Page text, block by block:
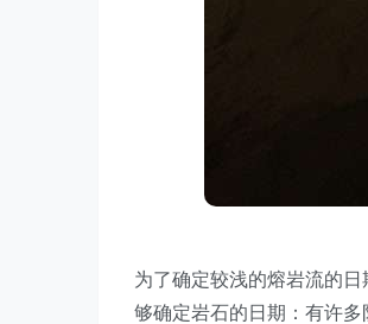
为了确定较浅的熔岩流的
够确定岩石的日期：有许